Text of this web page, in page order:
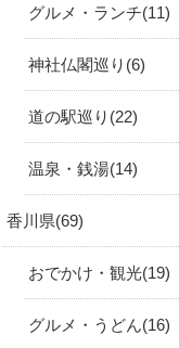
グルメ・ランチ 11
神社仏閣巡り 6
道の駅巡り 22
温泉・銭湯 14
香川県 69
おでかけ・観光 19
グルメ・うどん 16